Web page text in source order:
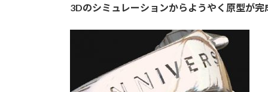
3Dのシミュレーションからようやく原型が完